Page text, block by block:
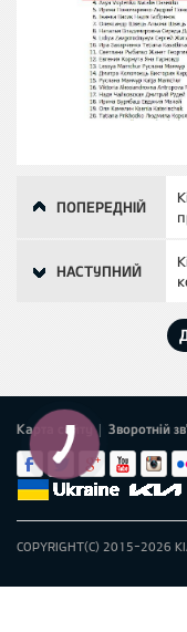
ПОПЕРЕДНІЙ
НАСТУПНИЙ
Карта сайту Зворотній
COPYRIGHT(C) 2015-2026